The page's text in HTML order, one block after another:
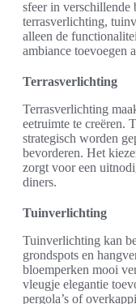
sfeer in verschillende
terrasverlichting,
alleen de
ambiance toevoegen
Terrasverlichting
Terrasverlichting
eetruimte te creëren.
strategisch worden
bevorderen. Het
zorgt voor een
diners.
Tuinverlichting
Tuinverlichting kan
grondspots en
bloemperken mooi
vleugje elegantie
pergola’s of